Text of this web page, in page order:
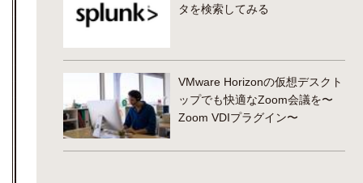
タを検索してみる
VMware Horizonの仮想デスクト
ップでも快適なZoom会議を〜
Zoom VDIプラグイン〜